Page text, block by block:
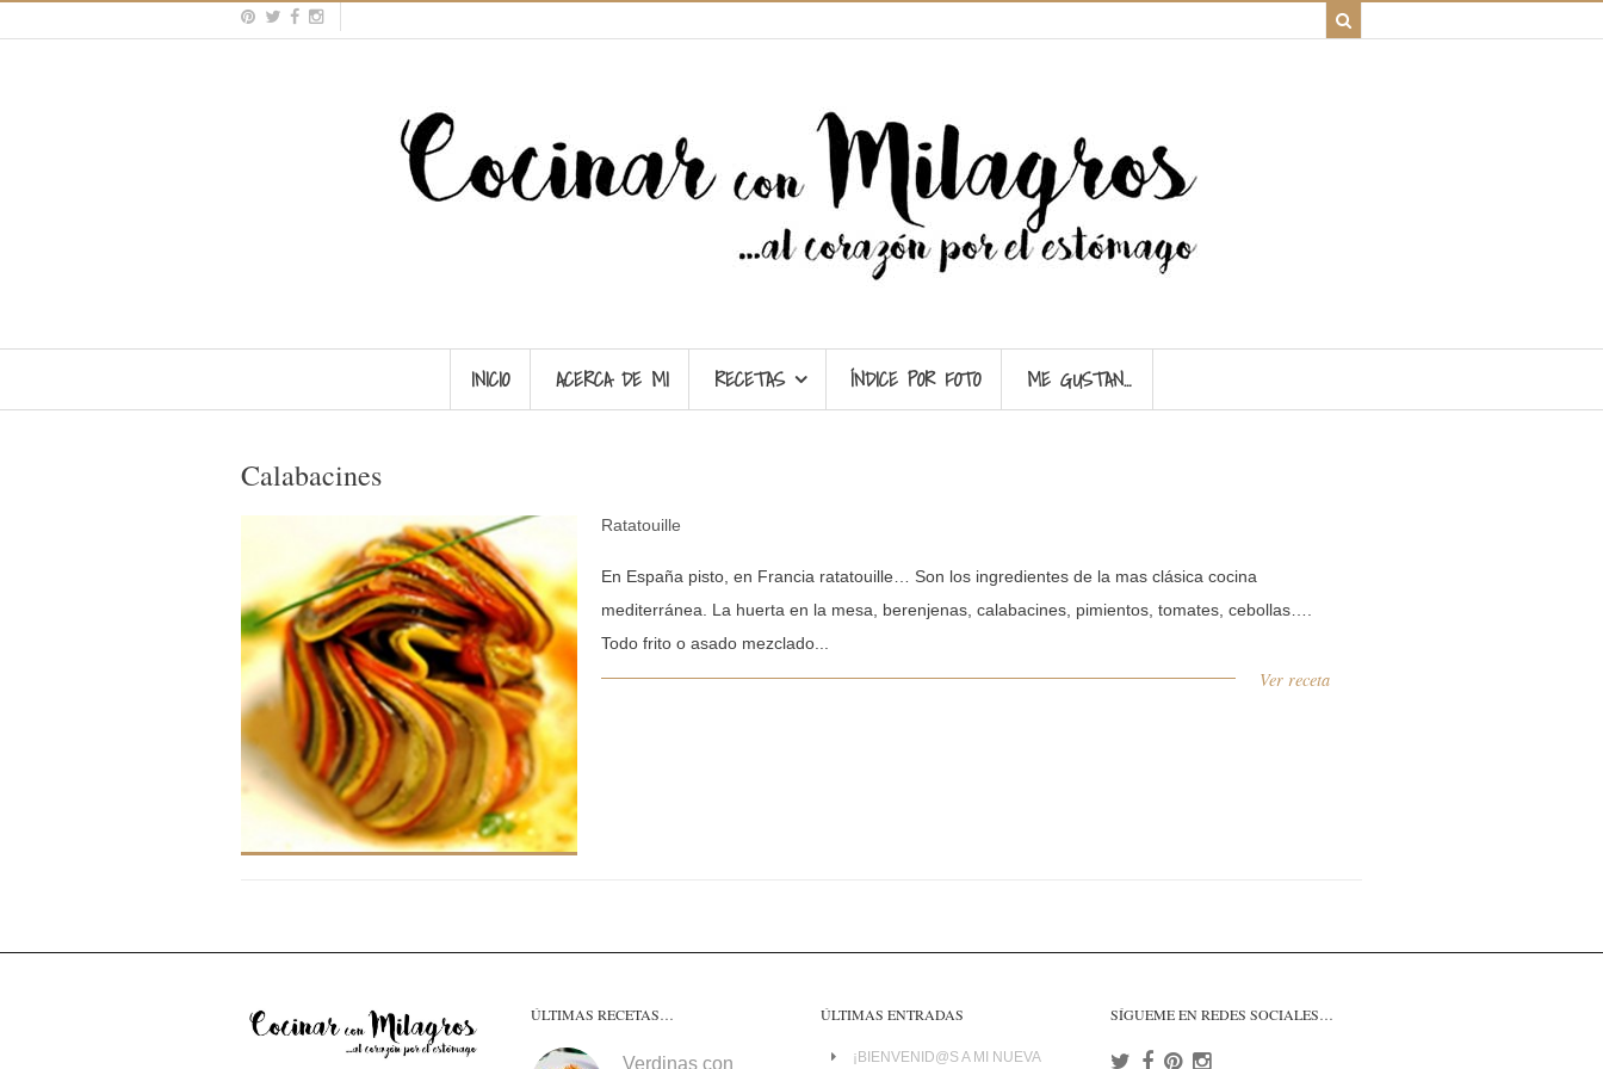
INICIO ACERCA DE MI RECETAS ÍNDICE POR FOTO ME GUSTAN…
Calabacines
Ratatouille
En España pisto, en Francia ratatouille… Son los ingredientes de la mas clásica cocina
mediterránea. La huerta en la mesa, berenjenas, calabacines, pimientos, tomates, cebollas….
Todo frito o asado mezclado...
Ver receta
ÚLTIMAS RECETAS…
Verdinas con
ÚLTIMAS ENTRADAS
¡BIENVENID@S A MI NUEVA
SÍGUEME EN REDES SOCIALES…